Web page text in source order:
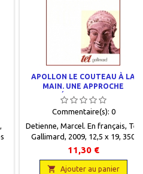
APOLLON LE COUTEAU À LA
MAIN. UNE APPROCHE
EXPÉRIMENTALE DU
POLYTHÉISME GREC.
Commentaire(s): 0
Detienne, Marcel. En français , Tel ,
Gallimard, 2009 , 12,5 x 19 , 350
pages , broché . Neuf ,
9782070398874.
11,30 €
 Ajouter au panier